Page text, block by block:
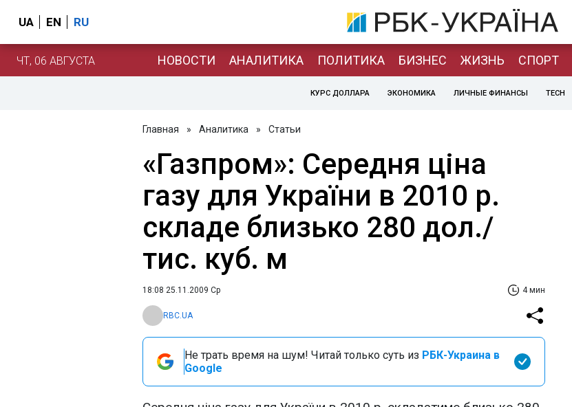
UA EN RU
ЧТ, 06 АВГУСТА НОВОСТИ АНАЛИТИКА ПОЛИТИКА БИЗНЕС ЖИЗНЬ СПОРТ
КУРС ДОЛЛАРА ЭКОНОМИКА ЛИЧНЫЕ ФИНАНСЫ TECH
Главная » Аналитика » Статьи
«Газпром»: Середня ціна
газу для України в 2010 р.
складе близько 280 дол./
тис. куб. м
18:08 25.11.2009 Ср 4 мин
RBC.UA
Не трать время на шум! Читай только суть из РБК-Украина в
Google